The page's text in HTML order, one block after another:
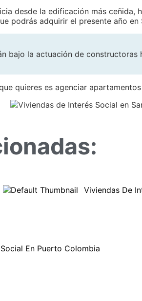
desde la edificación más
podrás adquirir el presente año en
bajo la actuación de
quieres es agenciar apartamentos
Viviendas De
Social En Puerto Colombia